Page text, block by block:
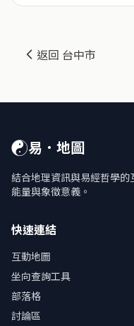
返回 台中市
☯易．地圖
結合地理資訊與易經哲學
能量與象徵意義。
快速連結
互動地圖
坐向查詢工具
部落格
討論區